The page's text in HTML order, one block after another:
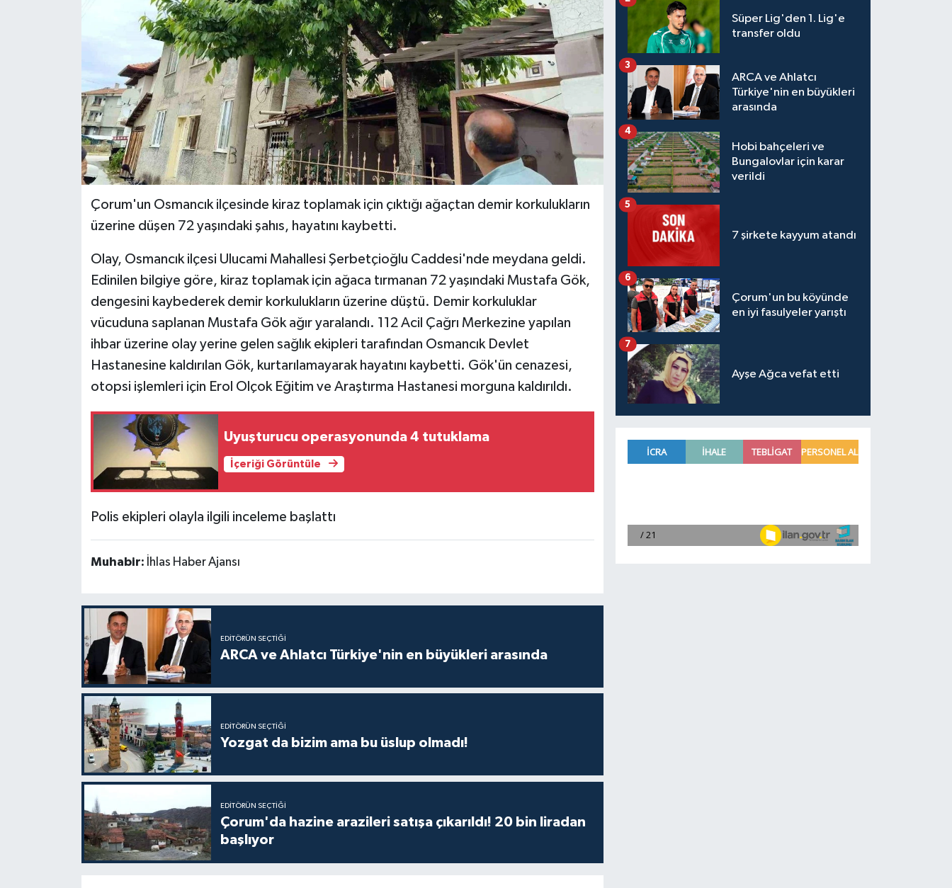
Çorum'un Osmancık ilçesinde kiraz toplamak için çıktığı ağaçtan demir korkulukların
üzerine düşen 72 yaşındaki şahıs, hayatını kaybetti.
Olay, Osmancık ilçesi Ulucami Mahallesi Şerbetçioğlu Caddesi'nde meydana geldi.
Edinilen bilgiye göre, kiraz toplamak için ağaca tırmanan 72 yaşındaki Mustafa Gök,
dengesini kaybederek demir korkulukların üzerine düştü. Demir korkuluklar
vücuduna saplanan Mustafa Gök ağır yaralandı. 112 Acil Çağrı Merkezine yapılan
ihbar üzerine olay yerine gelen sağlık ekipleri tarafından Osmancık Devlet
Hastanesine kaldırılan Gök, kurtarılamayarak hayatını kaybetti. Gök'ün cenazesi,
otopsi işlemleri için Erol Olçok Eğitim ve Araştırma Hastanesi morguna kaldırıldı.
Uyuşturucu operasyonunda 4 tutuklama
İçeriği Görüntüle
Polis ekipleri olayla ilgili inceleme başlattı
Muhabir: İhlas Haber Ajansı
EDITÖRÜN SEÇTIĞI
ARCA ve Ahlatcı Türkiye'nin en büyükleri arasında
EDITÖRÜN SEÇTIĞI
Yozgat da bizim ama bu üslup olmadı!
EDITÖRÜN SEÇTIĞI
Çorum'da hazine arazileri satışa çıkarıldı! 20 bin liradan
başlıyor
Süper Lig'den 1. Lig'e
transfer oldu
ARCA ve Ahlatcı
Türkiye'nin en büyükleri
arasında
3
Hobi bahçeleri ve
Bungalovlar için karar
verildi
4
7 şirkete kayyum atandı
5
Çorum'un bu köyünde
en iyi fasulyeler yarıştı
6
Ayşe Ağca vefat etti
7
TEKNOLOJİ